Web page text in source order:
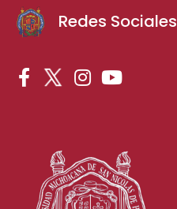
Redes Sociales